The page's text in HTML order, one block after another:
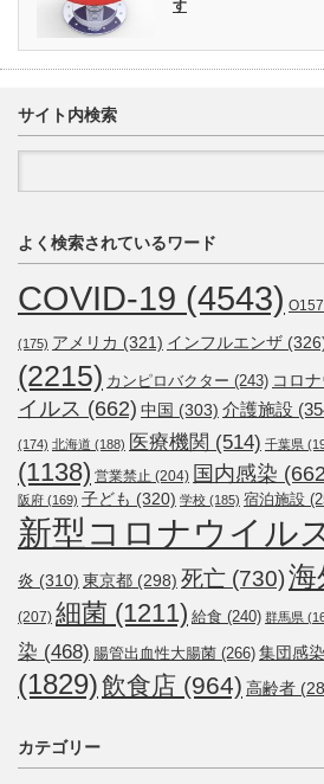
す
サイト内検索
よく検索されているワード
COVID-19 (4543) O157
(175) アメリカ (321) インフルエンザ
(2215) カンピロバクター (243) コロ
イルス (662) 中国 (303) 介護施設
(174) 北海道 (188) 医療機関 (514) 千葉県
(1138) 営業禁止 (204) 国内感染
阪府 (169) 子ども (320) 学校 (185) 宿泊施設
新型コロナウイル
炎 (310) 東京都 (298) 死亡 (730)海
(207) 細菌 (1211) 給食 (240) 群馬県
染 (468) 腸管出血性大腸菌 (266) 集団感染
(1829)飲食店 (964) 高齢者
カテゴリー